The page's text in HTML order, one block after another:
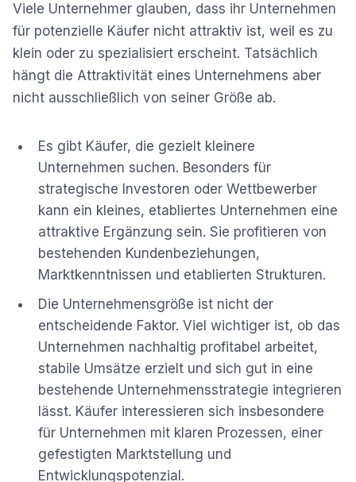
Viele Unternehmer glauben, dass ihr Unternehmen
für potenzielle Käufer nicht attraktiv ist, weil es zu
klein oder zu spezialisiert erscheint. Tatsächlich
hängt die Attraktivität eines Unternehmens aber
nicht ausschließlich von seiner Größe ab.
Es gibt Käufer, die gezielt kleinere
Unternehmen suchen. Besonders für
strategische Investoren oder Wettbewerber
kann ein kleines, etabliertes Unternehmen eine
attraktive Ergänzung sein. Sie profitieren von
bestehenden Kundenbeziehungen,
Marktkenntnissen und etablierten Strukturen.
Die Unternehmensgröße ist nicht der
entscheidende Faktor. Viel wichtiger ist, ob das
Unternehmen nachhaltig profitabel arbeitet,
stabile Umsätze erzielt und sich gut in eine
bestehende Unternehmensstrategie integrieren
lässt. Käufer interessieren sich insbesondere
für Unternehmen mit klaren Prozessen, einer
gefestigten Marktstellung und
Entwicklungspotenzial.